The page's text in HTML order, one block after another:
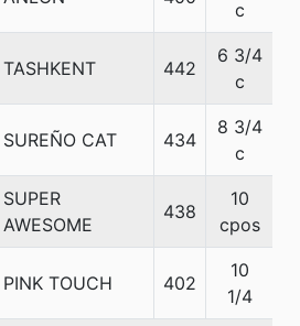
c
TASHKENT 442
6 3/4
c
SUREÑO CAT 434
8 3/4
c
SUPER
AWESOME
438
10
cpos
PINK TOUCH 402
10
1/4